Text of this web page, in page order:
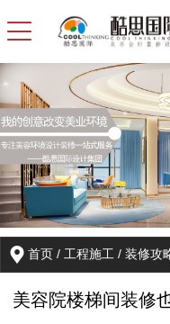
首页 /工程施工 /装修攻
美容院楼梯间装修